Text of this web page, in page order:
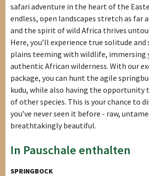
safari adventure in the heart of the
endless, open landscapes stretch as far
and the spirit of wild Africa thrives
Here, you’ll experience true solitude
plains teeming with wildlife, immersing
authentic African wilderness. With our
package, you can hunt the agile
kudu, while also having the opportunity
of other species. This is your chance to
you’ve never seen it before - raw,
breathtakingly beautiful.
In Pauschale enthalten
SPRINGBOCK